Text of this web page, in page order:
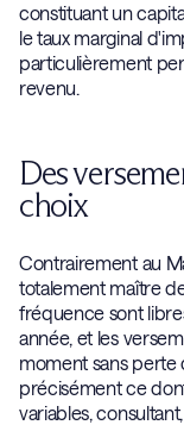
constituant un
le taux marginal
particulièrement
revenu.
Des
choix
Contrairement au
totalement maître
fréquence sont
année, et les
moment sans perte
précisément ce
variables,